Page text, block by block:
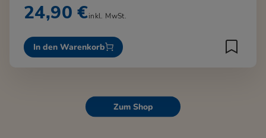
24,90 €inkl. MwSt.
In den Warenkorb
Zum Shop